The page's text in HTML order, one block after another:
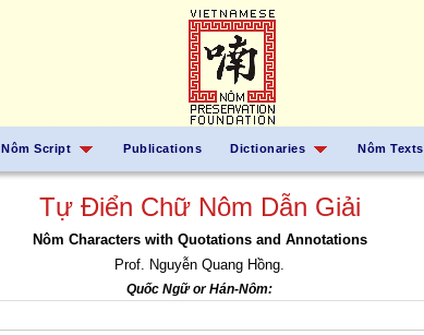
Nôm Script Publications Dictionaries Nôm Texts
Tự Điển Chữ Nôm Dẫn Giải
Nôm Characters with Quotations and Annotations
Prof. Nguyễn Quang Hồng.
Quốc Ngữ or Hán-Nôm: